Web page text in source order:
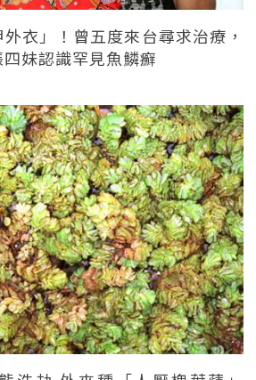
衣」！曾五度來台尋求治療，
妹認識罕見魚鱗癬